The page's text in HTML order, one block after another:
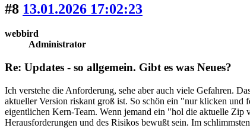
#8 13.01.2026 17:02:23
webbird
Administrator
Re: Updates - so allgemein. Gibt es was Neues?
Ich verstehe die Anforderung, sehe aber auch viele Gefahren.
aktueller Version riskant groß ist. So schön ein "nur klicken und
eigentlichen Kern-Team. Wenn jemand ein "hol die aktuelle Zip
Herausforderungen und des Risikos bewußt sein. Im